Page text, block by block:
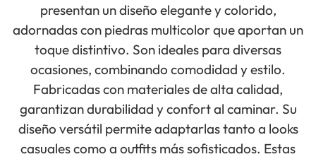
presentan un diseño elegante y colorido,
adornadas con piedras multicolor que aportan un
toque distintivo. Son ideales para diversas
ocasiones, combinando comodidad y estilo.
Fabricadas con materiales de alta calidad,
garantizan durabilidad y confort al caminar. Su
diseño versátil permite adaptarlas tanto a looks
casuales como a outfits más sofisticados. Estas